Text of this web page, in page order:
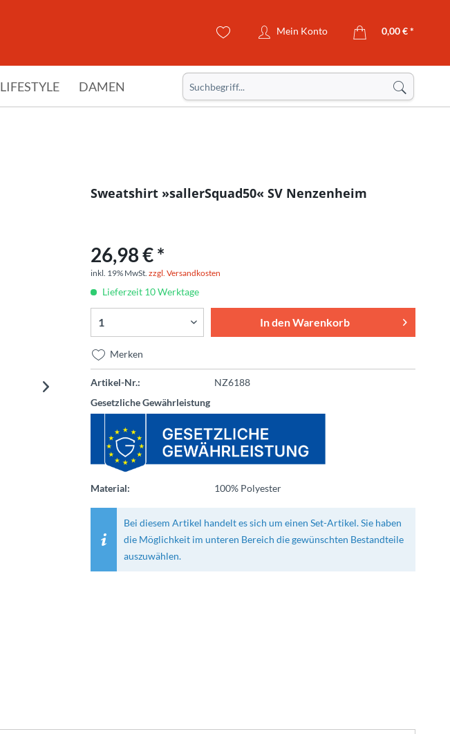
Mein Konto 0,00 € *
LIFESTYLE DAMEN
Sweatshirt »sallerSquad50« SV Nenzenheim
26,98 € *
inkl. 19% MwSt. zzgl. Versandkosten
Lieferzeit 10 Werktage
In denWarenkorb
Merken
Artikel-Nr.:
NZ6188
Gesetzliche Gewährleistung
Material: 100% Polyester
Bei diesem Artikel handelt es sich um einen Set-Artikel. Sie haben
die Möglichkeit im unteren Bereich die gewünschten Bestandteile
auszuwählen.